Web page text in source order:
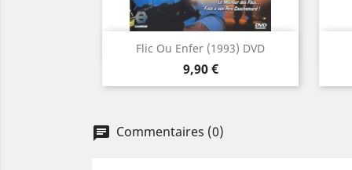
Flic Ou Enfer (1993) DVD
Prix
9,90 €
Aperçu rapide
Commentaires (0)